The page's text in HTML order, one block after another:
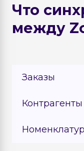
Что
между
Заказы
BAS → CRM
Контрагенты
CRM ⇄ BAS